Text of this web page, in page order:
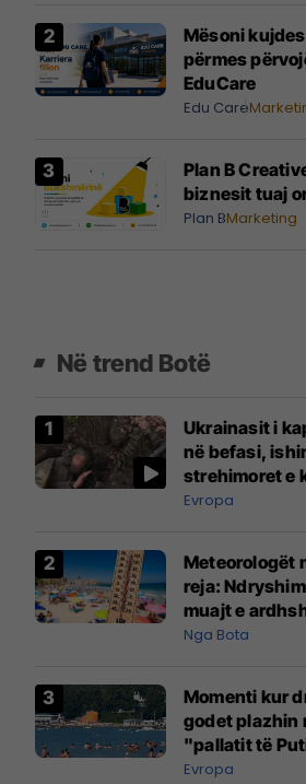
Mësoni
përmes
EduCare
Edu Care
Plan B
biznesit tuaj
Plan BMarketing
Në trend Botë
Ukrainasit i
në befasi,
strehimoret e
Evropa
Meteorologët
reja:
muajt e
pazakontë
Nga Bota
Momenti kur
godet plazhin
"pallatit të
Evropa